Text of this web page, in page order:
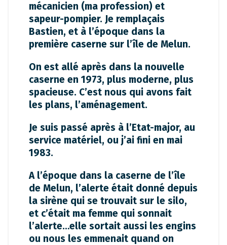
mécanicien (ma profession) et
sapeur-pompier. Je remplaçais
Bastien, et à l’époque dans la
première caserne sur l’île de Melun.
On est allé après dans la nouvelle
caserne en 1973, plus moderne, plus
spacieuse. C’est nous qui avons fait
les plans, l’aménagement.
Je suis passé après à l’Etat-major, au
service matériel, ou j’ai fini en mai
1983.
A l’époque dans la caserne de l’île
de Melun, l’alerte était donné depuis
la sirène qui se trouvait sur le silo,
et c’était ma femme qui sonnait
l’alerte…elle sortait aussi les engins
ou nous les emmenait quand on